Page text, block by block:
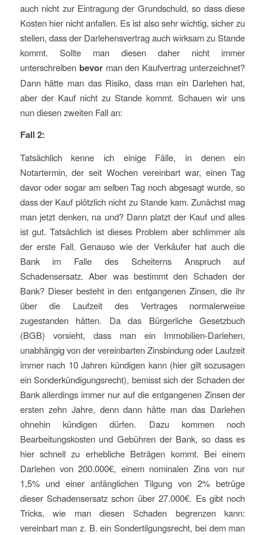
auch nicht zur Eintragung der Grundschuld, so dass diese
Kosten hier nicht anfallen. Es ist also sehr wichtig, sicher zu
stellen, dass der Darlehensvertrag auch wirksam zu Stande
kommt. Sollte man diesen daher nicht immer
unterschreiben bevorman den Kaufvertrag unterzeichnet?
Dann hätte man das Risiko, dass man ein Darlehen hat,
aber der Kauf nicht zu Stande kommt. Schauen wir uns
nun diesen zweiten Fall an:
Fall 2:
Tatsächlich kenne ich einige Fälle, in denen ein
Notartermin, der seit Wochen vereinbart war, einen Tag
davor oder sogar am selben Tag noch abgesagt wurde, so
dass der Kauf plötzlich nicht zu Stande kam. Zunächst mag
man jetzt denken, na und? Dann platzt der Kauf und alles
ist gut. Tatsächlich ist dieses Problem aber schlimmer als
der erste Fall. Genauso wie der Verkäufer hat auch die
Bank im Falle des Scheiterns Anspruch auf
Schadensersatz. Aber was bestimmt den Schaden der
Bank? Dieser besteht in den entgangenen Zinsen, die ihr
über die Laufzeit des Vertrages normalerweise
zugestanden hätten. Da das Bürgerliche Gesetzbuch
(BGB) vorsieht, dass man ein Immobilien-Darlehen,
unabhängig von der vereinbarten Zinsbindung oder Laufzeit
immer nach 10 Jahren kündigen kann (hier gilt sozusagen
ein Sonderkündigungsrecht), bemisst sich der Schaden der
Bank allerdings immer nur auf die entgangenen Zinsen der
ersten zehn Jahre, denn dann hätte man das Darlehen
ohnehin kündigen dürfen. Dazu kommen noch
Bearbeitungskosten und Gebühren der Bank, so dass es
hier schnell zu erhebliche Beträgen kommt. Bei einem
Darlehen von 200.000€, einem nominalen Zins von nur
1,5% und einer anfänglichen Tilgung von 2% betrüge
dieser Schadensersatz schon über 27.000€. Es gibt noch
Tricks, wie man diesen Schaden begrenzen kann:
vereinbart man z. B. ein Sondertilgungsrecht, bei dem man